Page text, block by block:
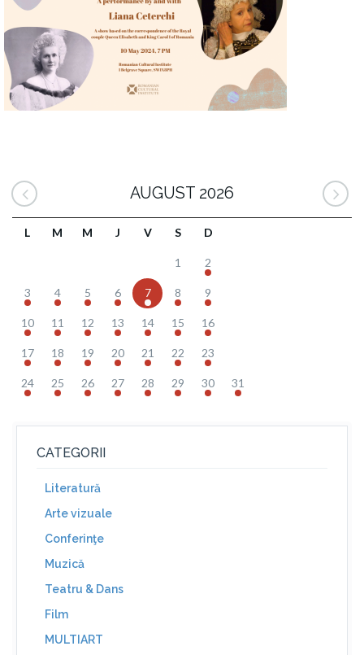
AUGUST 2026
L M M J V S D
1 2
3 4 5 6 7 8 9
10 11 12 13 14 15 16
17 18 19 20 21 22 23
24 25 26 27 28 29 30 31
CATEGORII
Literatură
Arte vizuale
Conferinţe
Muzică
Teatru & Dans
Film
MULTIART